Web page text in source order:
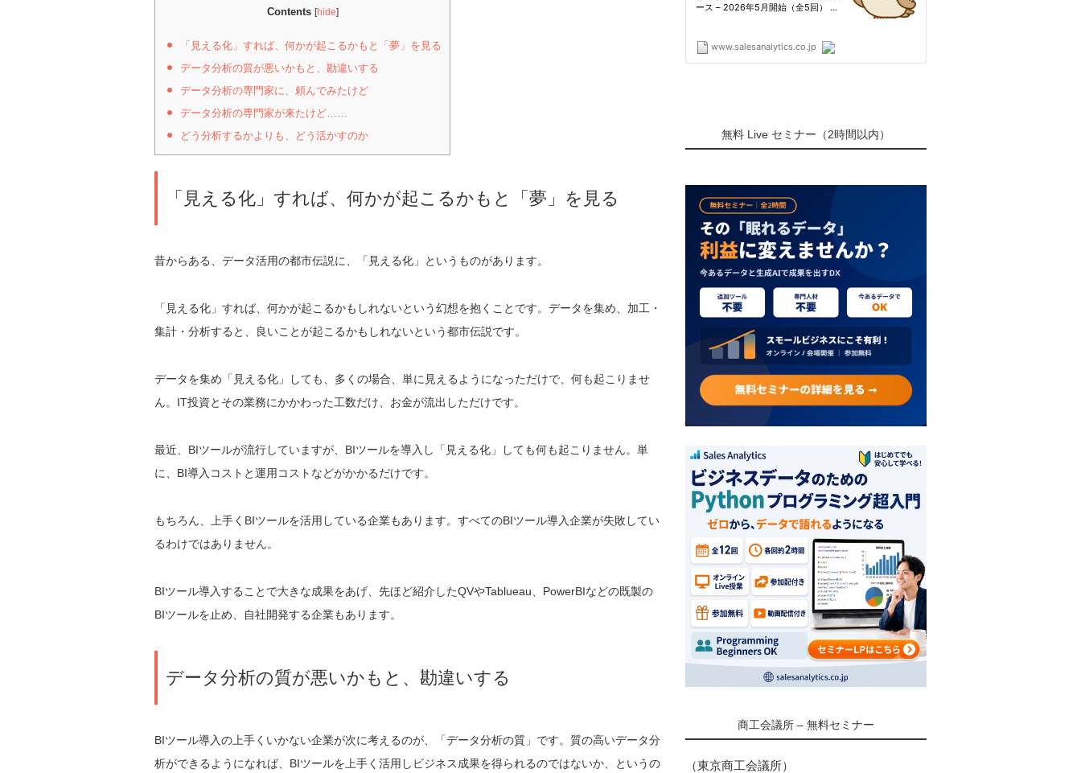
Contents [hide]
「見える化」すれば、何かが起こるかもと「夢」を見る
データ分析の質が悪いかもと、勘違いする
データ分析の専門家に、頼んでみたけど
データ分析の専門家が来たけど……
どう分析するかよりも、どう活かすのか
「見える化」すれば、何かが起こるかもと「夢」を見る
昔からある、データ活用の都市伝説に、「見える化」というものがあります。
「見える化」すれば、何かが起こるかもしれないという幻想を抱くことです。データを集め、加工・
集計・分析すると、良いことが起こるかもしれないという都市伝説です。
データを集め「見える化」しても、多くの場合、単に見えるようになっただけで、何も起こりませ
ん。IT投資とその業務にかかわった工数だけ、お金が流出しただけです。
最近、BIツールが流行していますが、BIツールを導入し「見える化」しても何も起こりません。単
に、BI導入コストと運用コストなどがかかるだけです。
もちろん、上手くBIツールを活用している企業もあります。すべてのBIツール導入企業が失敗してい
るわけではありません。
BIツール導入することで大きな成果をあげ、先ほど紹介したQVやTablueau、PowerBIなどの既製の
BIツールを止め、自社開発する企業もあります。
データ分析の質が悪いかもと、勘違いする
BIツール導入の上手くいかない企業が次に考えるのが、「データ分析の質」です。質の高いデータ分
析ができるようになれば、BIツールを上手く活用しビジネス成果を得られるのではないか、というの
無料 Live セミナー（2時間以内）
商工会議所 – 無料セミナー
（東京商工会議所）